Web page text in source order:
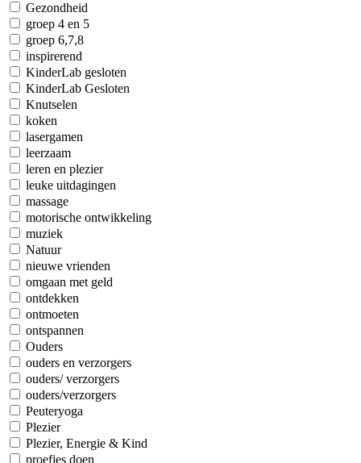
Gezondheid
groep 4 en 5
groep 6,7,8
inspirerend
KinderLab gesloten
KinderLab Gesloten
Knutselen
koken
lasergamen
leerzaam
leren en plezier
leuke uitdagingen
massage
motorische ontwikkeling
muziek
Natuur
nieuwe vrienden
omgaan met geld
ontdekken
ontmoeten
ontspannen
Ouders
ouders en verzorgers
ouders/ verzorgers
ouders/verzorgers
Peuteryoga
Plezier
Plezier, Energie & Kind
proefjes doen